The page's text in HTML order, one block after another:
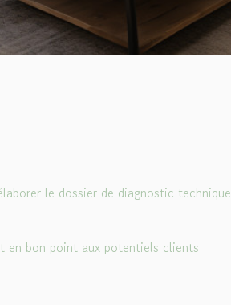
le dossier de diagnostic technique
en bon point aux potentiels clients